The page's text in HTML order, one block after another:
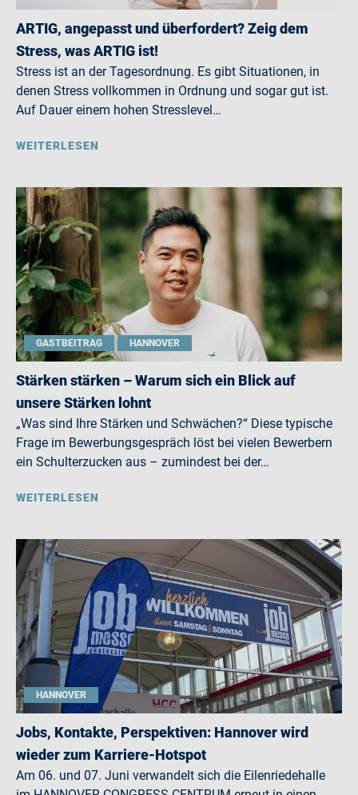
ARTIG, angepasst und überfordert? Zeig dem
Stress, was ARTIG ist!
Stress ist an der Tagesordnung. Es gibt Situationen, in
denen Stress vollkommen in Ordnung und sogar gut ist.
Auf Dauer einem hohen Stresslevel…
WEITERLESEN
GASTBEITRAG HANNOVER
Stärken stärken – Warum sich ein Blick auf
unsere Stärken lohnt
„Was sind Ihre Stärken und Schwächen?“ Diese typische
Frage im Bewerbungsgespräch löst bei vielen Bewerbern
ein Schulterzucken aus – zumindest bei der…
WEITERLESEN
HANNOVER
Jobs, Kontakte, Perspektiven: Hannover wird
wieder zum Karriere-Hotspot
Am 06. und 07. Juni verwandelt sich die Eilenriedehalle